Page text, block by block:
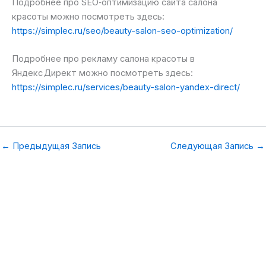
Подробнее про SEO‑оптимизацию сайта салона
красоты можно посмотреть здесь:
https://simplec.ru/seo/beauty-salon-seo-optimization/
Подробнее про рекламу салона красоты в
Яндекс Директ можно посмотреть здесь:
https://simplec.ru/services/beauty-salon-yandex-direct/
← Предыдущая Запись Следующая Запись →